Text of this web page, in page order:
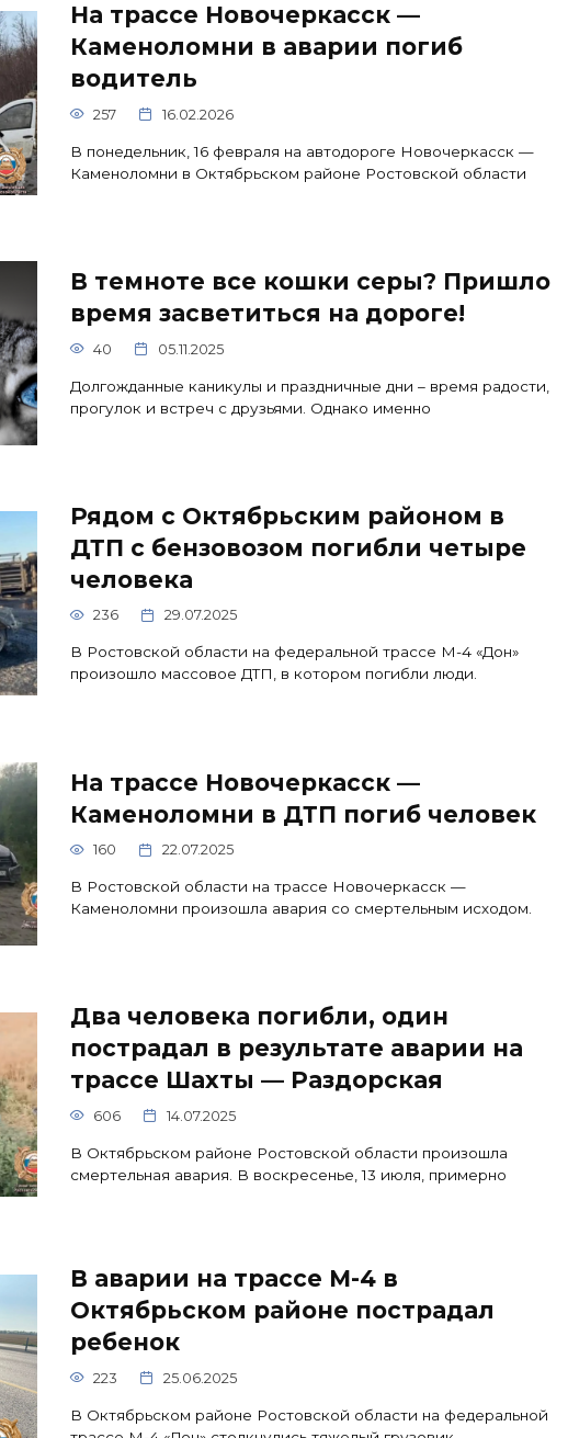
На трассе Новочеркасск —
Каменоломни в аварии погиб
водитель
257 16.02.2026
В понедельник, 16 февраля на автодороге Новочеркасск —
Каменоломни в Октябрьском районе Ростовской области
В темноте все кошки серы? Пришло
время засветиться на дороге!
40 05.11.2025
Долгожданные каникулы и праздничные дни – время радости,
прогулок и встреч с друзьями. Однако именно
Рядом с Октябрьским районом в
ДТП с бензовозом погибли четыре
человека
236 29.07.2025
В Ростовской области на федеральной трассе М-4 «Дон»
произошло массовое ДТП, в котором погибли люди.
На трассе Новочеркасск —
Каменоломни в ДТП погиб человек
160 22.07.2025
В Ростовской области на трассе Новочеркасск —
Каменоломни произошла авария со смертельным исходом.
Два человека погибли, один
пострадал в результате аварии на
трассе Шахты — Раздорская
606 14.07.2025
В Октябрьском районе Ростовской области произошла
смертельная авария. В воскресенье, 13 июля, примерно
В аварии на трассе М-4 в
Октябрьском районе пострадал
ребенок
223 25.06.2025
В Октябрьском районе Ростовской области на федеральной